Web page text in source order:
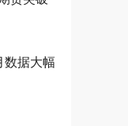
数据大幅